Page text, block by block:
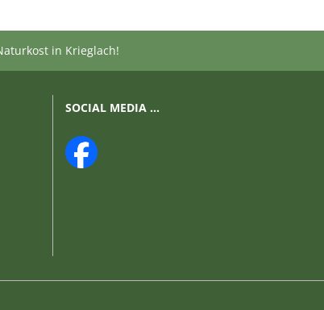
in Krieglach!
SOCIAL MEDIA ...